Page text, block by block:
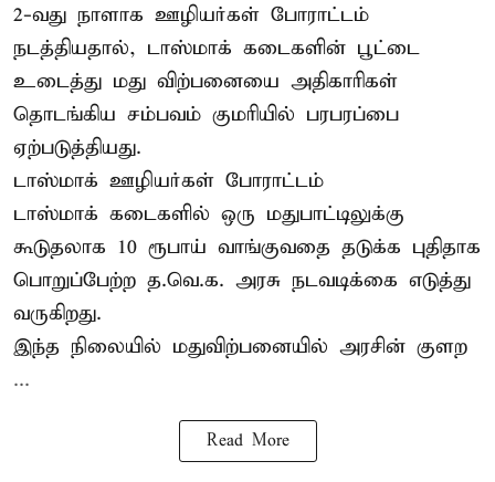
2-வது நாளாக ஊழியர்கள் போராட்டம்
நடத்தியதால், டாஸ்மாக் கடைகளின் பூட்டை
உடைத்து மது விற்பனையை அதிகாரிகள்
தொடங்கிய சம்பவம் குமரியில் பரபரப்பை
ஏற்படுத்தியது.
டாஸ்மாக் ஊழியர்கள் போராட்டம்
டாஸ்மாக் கடைகளில் ஒரு மதுபாட்டிலுக்கு
கூடுதலாக 10 ரூபாய் வாங்குவதை தடுக்க புதிதாக
பொறுப்பேற்ற த.வெ.க. அரசு நடவடிக்கை எடுத்து
வருகிறது.
இந்த நிலையில் மதுவிற்பனையில் அரசின் குளற
...
Read More